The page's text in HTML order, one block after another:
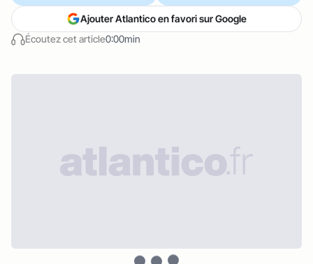
Écoutez cet article0:00min
Ajouter Atlantico en favori sur Google